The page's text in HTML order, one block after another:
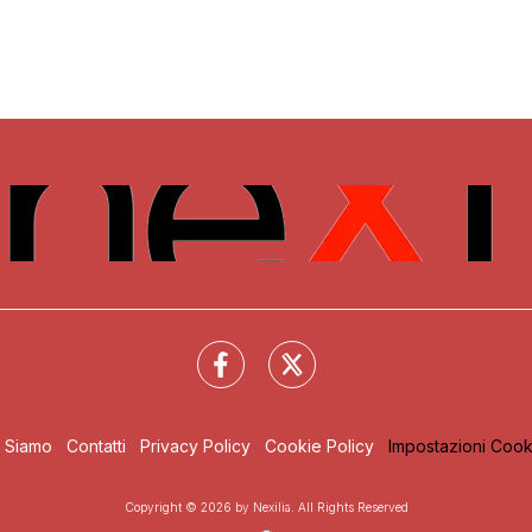
Siamo Contatti Privacy Policy Cookie Policy Impostazioni
Copyright © 2026 by Nexilia. All Rights Reserved